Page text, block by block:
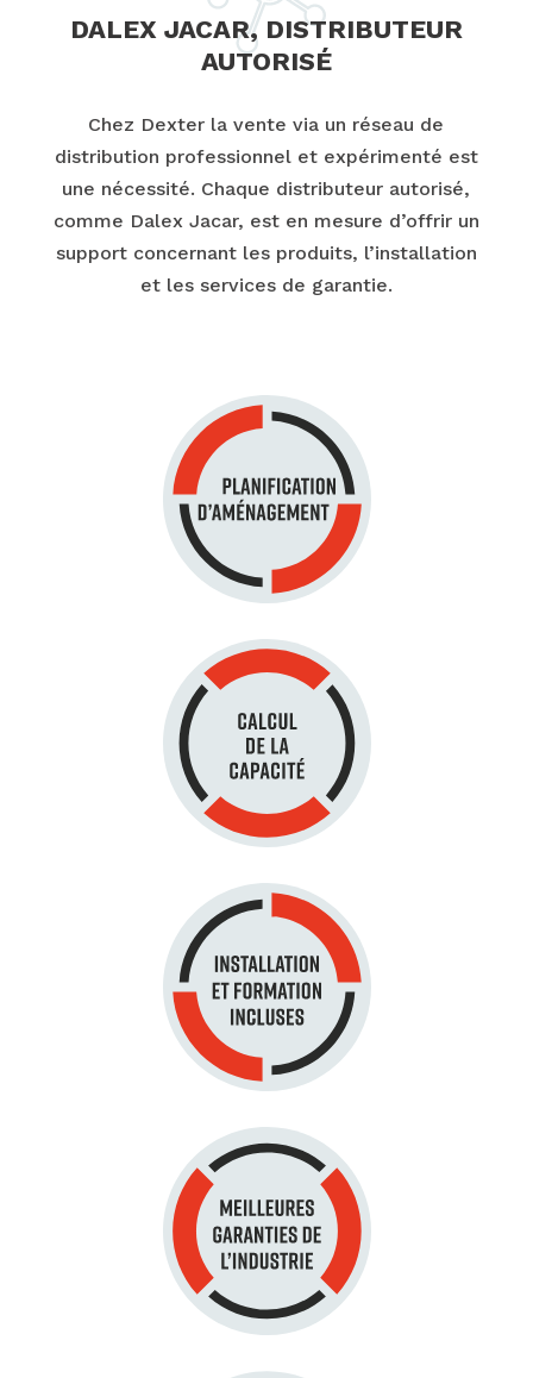
DALEX JACAR, DISTRIBUTEUR
AUTORISÉ
Chez Dexter la vente via un réseau de
distribution professionnel et expérimenté est
une nécessité. Chaque distributeur autorisé,
comme Dalex Jacar, est en mesure d’offrir un
support concernant les produits, l’installation
et les services de garantie.